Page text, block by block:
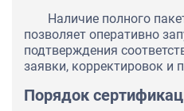
Наличие полного
позволяет оперативно
подтверждения
заявки, корректировок и
Порядок